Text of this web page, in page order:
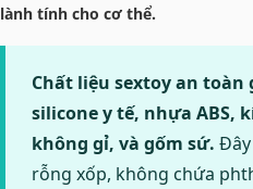
lành tính cho cơ thể.
Chất liệu sextoy an toàn
silicone y tế, nhựa ABS,
không gỉ, và gốm sứ.
rỗng xốp, không chứa